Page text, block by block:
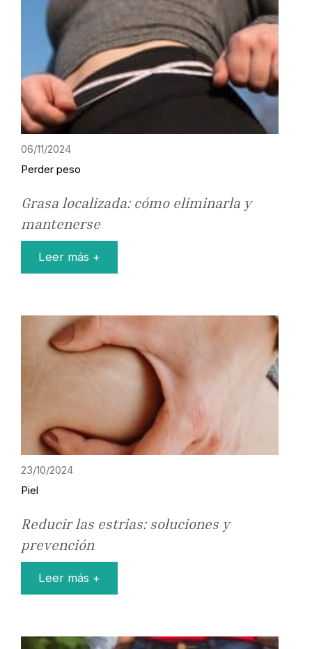
06/11/2024
Perder peso
Grasa localizada: cómo eliminarla y
mantenerse
Leer más +
23/10/2024
Piel
Reducir las estrias: soluciones y
prevención
Leer más +